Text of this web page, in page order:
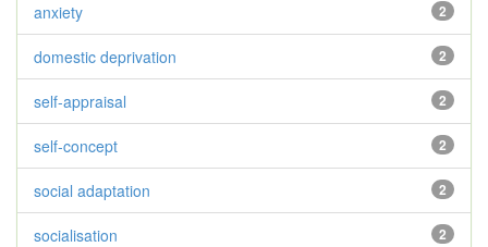
2
anxiety
2
domestic deprivation
2
self-appraisal
2
self-concept
2
social adaptation
2
socialisation